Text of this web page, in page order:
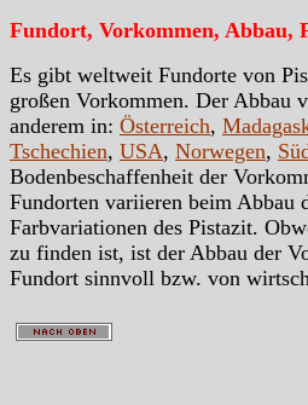
Fundort, Vorkommen, Abbau,
Es gibt weltweit Fundorte von
großen Vorkommen. Der Abbau
anderem in: Österreich,
Tschechien, USA, Norwegen,
Bodenbeschaffenheit der
Fundorten variieren beim Abbau
Farbvariationen des Pistazit.
zu finden ist, ist der Abbau der
Fundort sinnvoll bzw. von